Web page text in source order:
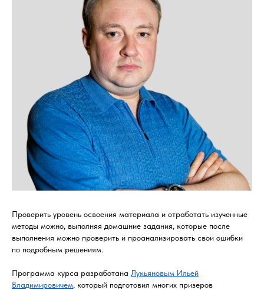
Проверить уровень освоения материала и отработать изученные
методы можно, выполняя домашние задания, которые после
выполнения можно проверить и проанализировать свои ошибки
по подробным решениям.
Программа курса разработана Лукьяновым Ильей
Владимировичем, который подготовил многих призеров